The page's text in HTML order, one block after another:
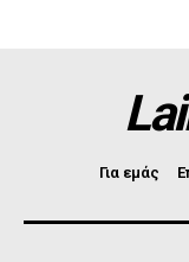
Για εμάς